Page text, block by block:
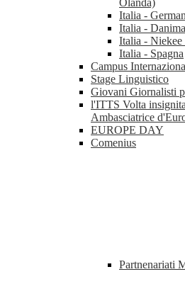
Olanda)
Italia -
Italia -
Italia - Niekee
Italia - Spagna
Campus
Stage Linguistico
Giovani Giornalisti
l'ITTS Volta
Ambasciatrice
EUROPE DAY
Comenius
Partnenariati